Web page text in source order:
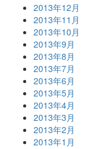
2013年12月
2013年11月
2013年10月
2013年9月
2013年8月
2013年7月
2013年6月
2013年5月
2013年4月
2013年3月
2013年2月
2013年1月